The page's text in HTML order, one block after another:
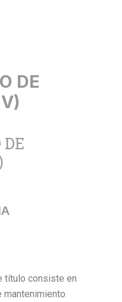
DE
título consiste en
mantenimiento